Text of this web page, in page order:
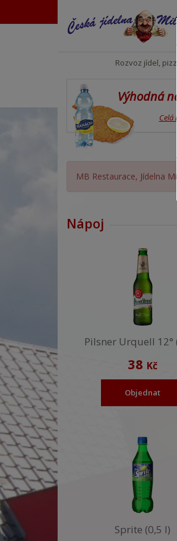
Rozvoz jídel, pizzy
Výhodná
Celá
MB Restaurace, Jídelna
Nápoj
Pilsner Urquell 12°
38 Kč
Objednat
Sprite (0,5 l)